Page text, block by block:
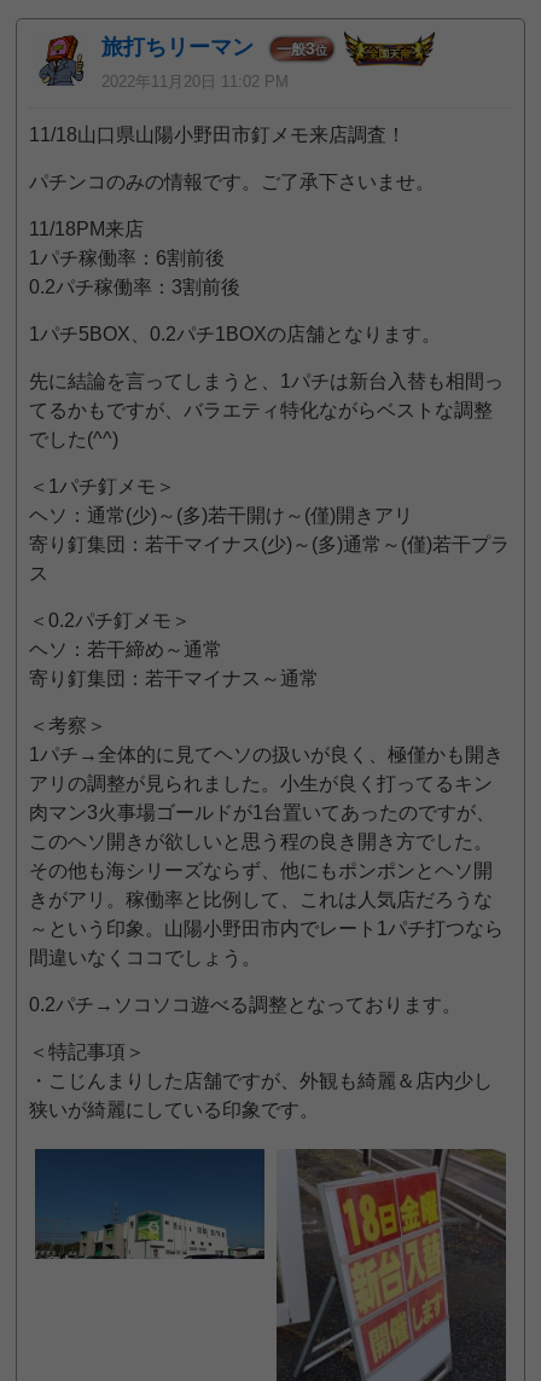
旅打ちリーマン 一般3位
2022年11月20日 11:02 PM
11/18山口県山陽小野田市釘メモ来店調査！
パチンコのみの情報です。ご了承下さいませ。
11/18PM来店
1パチ稼働率：6割前後
0.2パチ稼働率：3割前後
1パチ5BOX、0.2パチ1BOXの店舗となります。
先に結論を言ってしまうと、1パチは新台入替も相間っ
てるかもですが、バラエティ特化ながらベストな調整
でした(^^)
＜1パチ釘メモ＞
ヘソ：通常(少)～(多)若干開け～(僅)開きアリ
寄り釘集団：若干マイナス(少)～(多)通常～(僅)若干プラ
ス
＜0.2パチ釘メモ＞
ヘソ：若干締め～通常
寄り釘集団：若干マイナス～通常
＜考察＞
1パチ→全体的に見てヘソの扱いが良く、極僅かも開き
アリの調整が見られました。小生が良く打ってるキン
肉マン3火事場ゴールドが1台置いてあったのですが、
このヘソ開きが欲しいと思う程の良き開き方でした。
その他も海シリーズならず、他にもポンポンとヘソ開
きがアリ。稼働率と比例して、これは人気店だろうな
～という印象。山陽小野田市内でレート1パチ打つなら
間違いなくココでしょう。
0.2パチ→ソコソコ遊べる調整となっております。
＜特記事項＞
・こじんまりした店舗ですが、外観も綺麗＆店内少し
狭いが綺麗にしている印象です。